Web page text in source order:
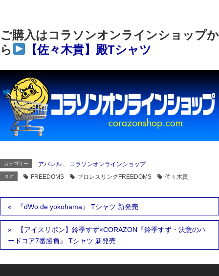
ご購入はコラソンオンラインショップか
ら
【佐々木貴】殿Tシャツ
カテゴリー アパレル 、 コラソンオンラインショップ
タグ FREEDOMS プロレスリングFREEDOMS 佐々木貴
『dWo de yokohama』 Tシャツ 新発売
【アイスリボン】鈴季すず×CORAZON『鈴季すず・決意のハ
ードコア7番勝負』 Tシャツ 新発売